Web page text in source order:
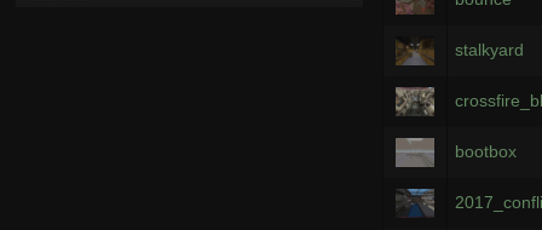
stalkyard
bootbox